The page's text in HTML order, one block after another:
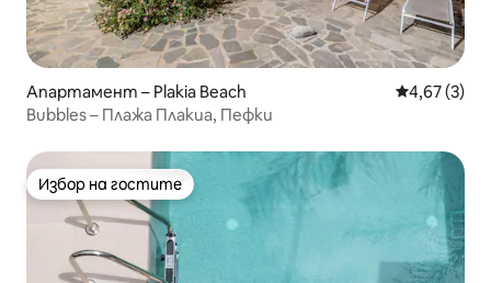
Апартамент – Plakia Beach Средна
4,67 (3)
Bubbles – Плажа Плакиа, Пефки
Избор на гостите
Избор на гостите